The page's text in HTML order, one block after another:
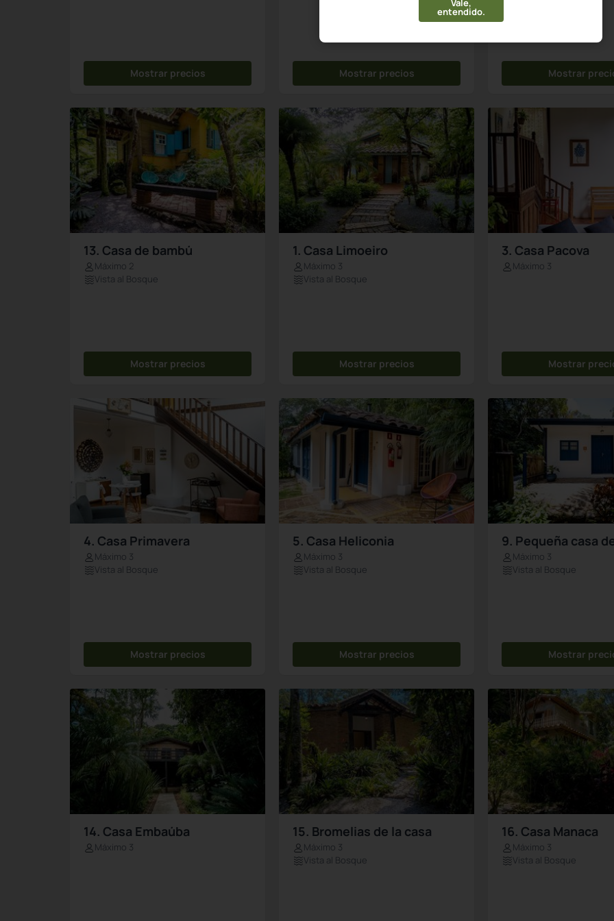
entendido.
Mostrar precios Mostrar precios Mostrar
13. Casa de bambú
Máximo 2
Vista al Bosque
Mostrar precios
1. Casa Limoeiro
Máximo 3
Vista al Bosque
Mostrar precios
3. Casa Pacova
Máximo 3
Mostrar
4. Casa Primavera
Máximo 3
Vista al Bosque
Mostrar precios
5. Casa Heliconia
Máximo 3
Vista al Bosque
Mostrar precios
9. Pequeña casa
Máximo 3
Vista al Bosque
Mostrar
14. Casa Embaúba
Máximo 3
15. Bromelias de la casa
Máximo 3
Vista al Bosque
16. Casa Manaca
Máximo 3
Vista al Bosque